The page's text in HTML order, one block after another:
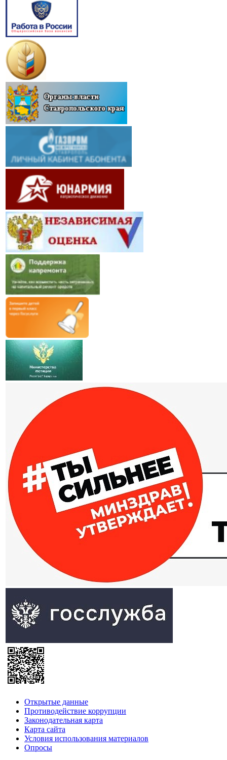
Открытые данные
Противодействие коррупции
Законодательная карта
Карта сайта
Условия использования материалов
Опросы